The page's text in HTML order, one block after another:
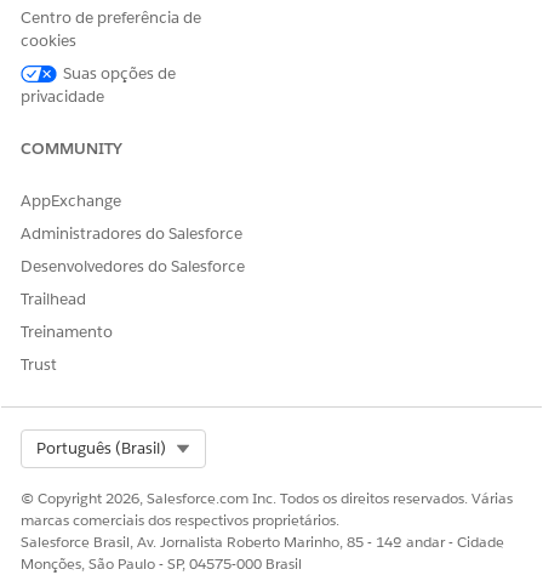
Alternância.
Tipo de filtro
ou múltiplas.
Para formatar o widget de alternância, como a cor da
acesse a guia
CONSULTE TAMBÉM:
Ajuda do Salesforce: Reutilizar widgets entre painéis e
espaços de trabalho
Diga-nos para podermos melhorar!
Sim Não
Centro de preferência de
cookies
Suas opções de
privacidade
COMMUNITY
AppExchange
Administradores do Salesforce
Desenvolvedores do Salesforce
Trailhead
Treinamento
Trust
Português (Brasil)
© Copyright 2026, Salesforce.com Inc. Todos os direitos reservados. Várias
marcas comerciais dos respectivos proprietários.
Salesforce Brasil, Av. Jornalista Roberto Marinho, 85 - 14º andar - Cidade
Monções, São Paulo - SP, 04575-000 Brasil